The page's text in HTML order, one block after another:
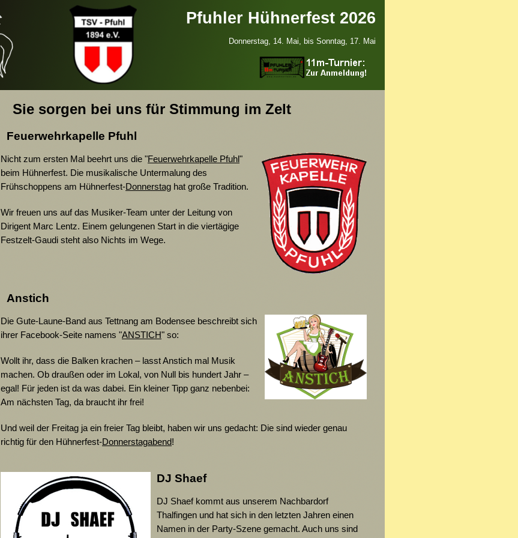
Pfuhler Hühnerfest 2026
Donnerstag, 14. Mai, bis Sonntag, 17. Mai
Sie sorgen bei uns für Stimmung im Zelt
Feuerwehrkapelle Pfuhl
Nicht zum ersten Mal beehrt uns die "Feuerwehrkapelle Pfuhl"
beim Hühnerfest. Die musikalische Untermalung des
Frühschoppens am Hühnerfest-Donnerstag hat große Tradition.
Wir freuen uns auf das Musiker-Team unter der Leitung von
Dirigent Marc Lentz. Einem gelungenen Start in die viertägige
Festzelt-Gaudi steht also Nichts im Wege.
Anstich
Die Gute-Laune-Band aus Tettnang am Bodensee beschreibt sich
ihrer Facebook-Seite namens "ANSTICH" so:
Wollt ihr, dass die Balken krachen – lasst Anstich mal Musik
machen. Ob draußen oder im Lokal, von Null bis hundert Jahr –
egal! Für jeden ist da was dabei. Ein kleiner Tipp ganz nebenbei:
Am nächsten Tag, da braucht ihr frei!
Und weil der Freitag ja ein freier Tag bleibt, haben wir uns gedacht: Die sind wieder genau
richtig für den Hühnerfest-Donnerstagabend!
DJ Shaef
DJ Shaef kommt aus unserem Nachbardorf
Thalfingen und hat sich in den letzten Jahren einen
Namen in der Party-Szene gemacht. Auch uns sind